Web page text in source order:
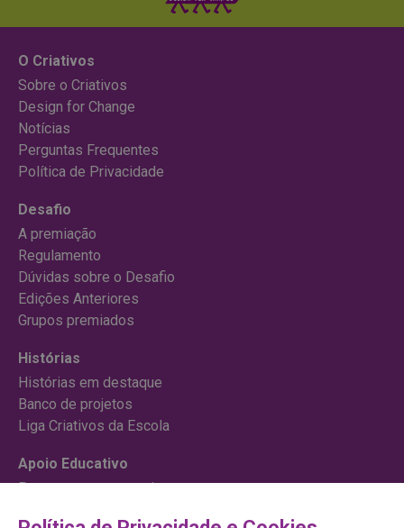
O Criativos
Sobre o Criativos
Design for Change
Notícias
Perguntas Frequentes
Política de Privacidade
Desafio
A premiação
Regulamento
Dúvidas sobre o Desafio
Edições Anteriores
Grupos premiados
Histórias
Histórias em destaque
Banco de projetos
Liga Criativos da Escola
Apoio Educativo
Para começar um projeto